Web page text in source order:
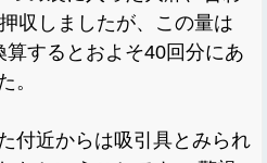
収しましたが、この量は
するとおよそ40回分にあ
。
付近からは吸引具とみられ